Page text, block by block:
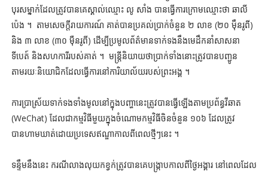
បុរសម្នាក់ដែលត្រូវបានគេស្គាល់ឈ្មោះ លូ សាំង បានធ្វើការក្រោមឈ្មោះថា ឆាលី
ប៉េង ។ តាមសេចក្តីរាយការណ៍ គាត់បានប្រគល់ប្រាក់ចំនួន ២ លាខ (២០ ម៉ឹនរូពី)
និង ៣ លាខ (៣០ ម៉ឺនរូពី) ដើម្បីប្រមូលព័ត៌មានទាក់ទងនឹងមេដឹកនាំសាសនា
ទីបេត៍ និងសហការីរបស់គាត់ ។ មន្ត្រីនិយាយថាប្រាក់ទាំងនោះត្រូវបានបញ្ជូន
តាមរយៈនិយោជិកដែលធ្វើការនៅការិយាល័យរបស់ព្រះអង្គ ។
ការប្រាស្រ័យទាក់ទងទាំងមូលនៅក្នុងបញ្ហានេះត្រូវបានធ្វើឡើងតាមប្រព័ន្ធវីឆាត
(WeChat) ដែលជាកម្មវិធីមួយក្នុងចំណោមកម្មវិធីចិនចំនួន ១០៦ ដែលត្រូវ
បានហាមឃាត់ដោយប្រទេសឥណ្ឌាកាលពីពេលថ្មីៗនេះ ។
ទន្ទឹមនឹងនេះ ករណីលាងលុយកខ្វក់ត្រូវបានគេបង្ក្រាបកាលពីថ្ងៃអង្គារ នៅពេលដែល